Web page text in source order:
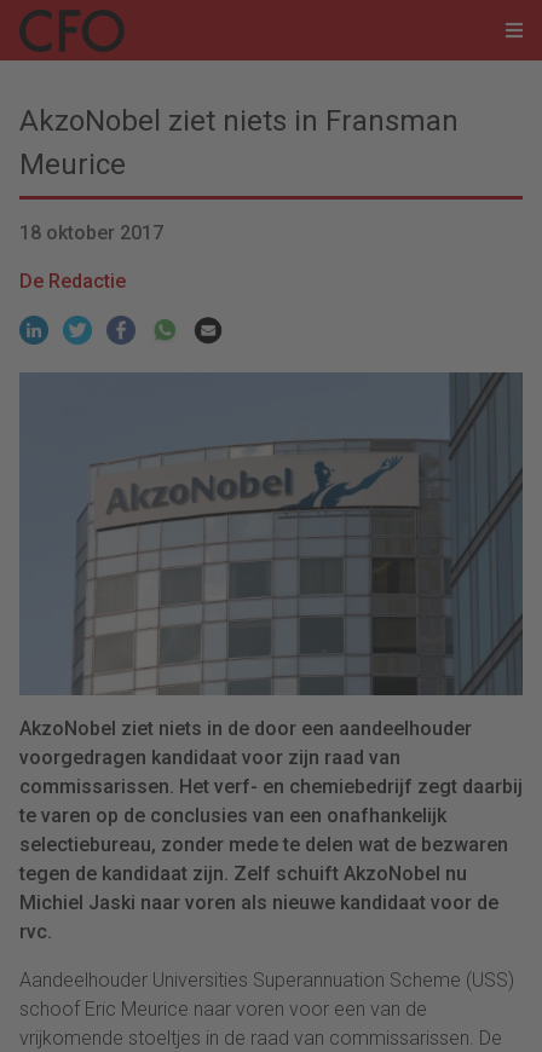
AkzoNobel ziet niets in Fransman
Meurice
18 oktober 2017
De Redactie
AkzoNobel ziet niets in de door een aandeelhouder
voorgedragen kandidaat voor zijn raad van
commissarissen. Het verf- en chemiebedrijf zegt daarbij
te varen op de conclusies van een onafhankelijk
selectiebureau, zonder mede te delen wat de bezwaren
tegen de kandidaat zijn. Zelf schuift AkzoNobel nu
Michiel Jaski naar voren als nieuwe kandidaat voor de
rvc.
Aandeelhouder Universities Superannuation Scheme (USS)
schoof Eric Meurice naar voren voor een van de
vrijkomende stoeltjes in de raad van commissarissen. De